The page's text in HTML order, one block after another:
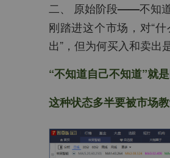
二、 原始阶段——不知
刚踏进这个市场，对“
出”，但为何买入和卖出
“不知道自己不知道”就
这种状态多半要被市场教